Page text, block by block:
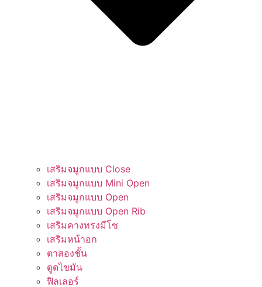
เสริมจมูกแบบ Close
เสริมจมูกแบบ Mini Open
เสริมจมูกแบบ Open
เสริมจมูกแบบ Open Rib
เสริมคางทรงมีโซ​​
เสริมหน้าอก
ตาสองชั้น
ดูดไขมัน
ฟิลเลอร์